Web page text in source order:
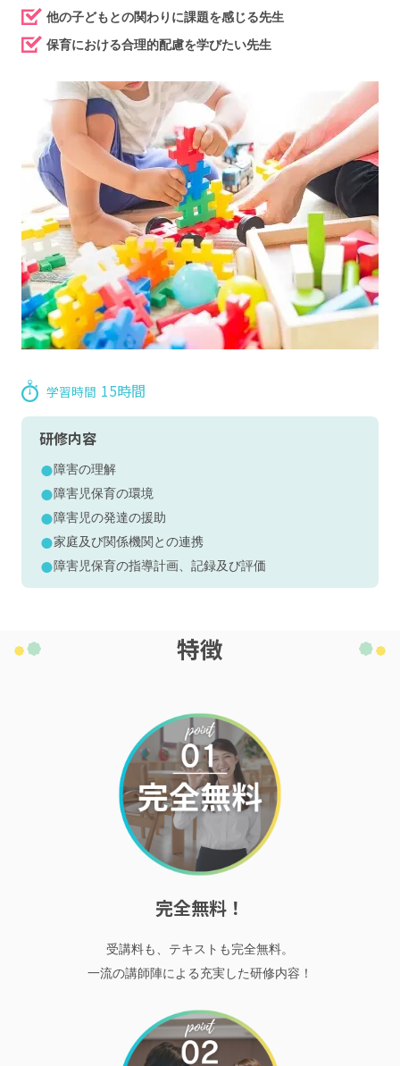
他の子どもとの関わりに課題を感じる先生
保育における合理的配慮を学びたい先生
学習時間 15時間
研修内容
障害の理解
障害児保育の環境
障害児の発達の援助
家庭及び関係機関との連携
障害児保育の指導計画、記録及び評価
特徴
完全無料！
受講料も、テキストも完全無料。
一流の講師陣による充実した研修内容！